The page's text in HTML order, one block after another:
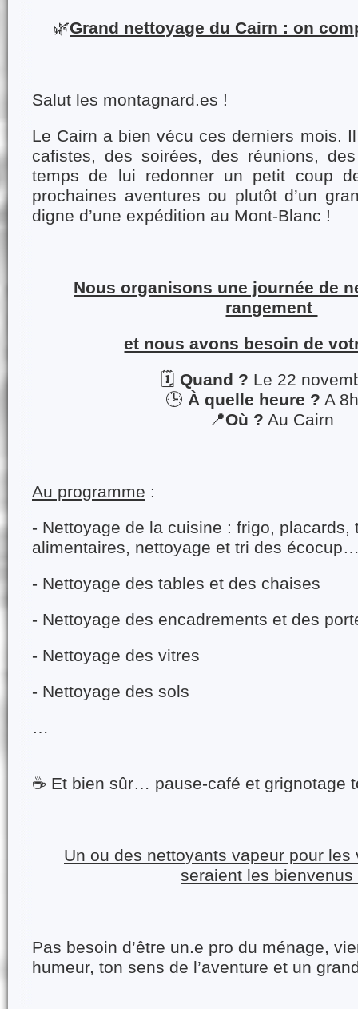
🌿Grand nettoyage du Cairn : on
Salut les montagnard.es !
Le Cairn a bien vécu ces derniers mois.
cafistes, des soirées, des réunions,
temps de lui redonner un petit coup
prochaines aventures ou plutôt d’un
digne d’une expédition au Mont-Blanc !
Nous organisons une journée de
rangement
et nous avons besoin de
🗓 Quand ? Le 22
🕒 À quelle heure ? A
📍Où ? Au Cairn
Au programme :
- Nettoyage de la cuisine : frigo, placards,
alimentaires, nettoyage et tri des
- Nettoyage des tables et des chaises
- Nettoyage des encadrements et des
- Nettoyage des vitres
- Nettoyage des sols
…
☕ Et bien sûr… pause-café et grignotage
Un ou des nettoyants vapeur pour
seraient les bienvenus
Pas besoin d’être un.e pro du ménage,
humeur, ton sens de l’aventure et un